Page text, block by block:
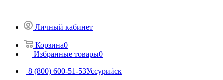
Личный кабинет
Корзина0
Избранные товары0
8 (800) 600-51-53Уссурийск